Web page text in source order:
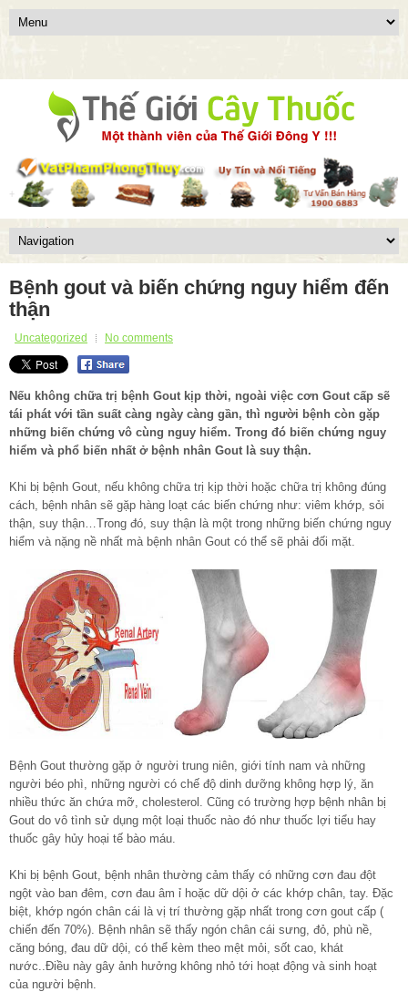
Bệnh gout và biến chứng nguy hiểm đến
thận
Uncategorized No comments
Nếu không chữa trị bệnh Gout kịp thời, ngoài việc cơn Gout cấp sẽ
tái phát với tần suất càng ngày càng gần, thì người bệnh còn gặp
những biến chứng vô cùng nguy hiểm. Trong đó biến chứng nguy
hiểm và phổ biến nhất ở bệnh nhân Gout là suy thận.
Khi bị bệnh Gout, nếu không chữa trị kịp thời hoặc chữa trị không đúng
cách, bệnh nhân sẽ gặp hàng loạt các biến chứng như: viêm khớp, sỏi
thận, suy thận…Trong đó, suy thận là một trong những biến chứng nguy
hiểm và nặng nề nhất mà bệnh nhân Gout có thể sẽ phải đối mặt.
Bệnh Gout thường gặp ở người trung niên, giới tính nam và những
người béo phì, những người có chế độ dinh dưỡng không hợp lý, ăn
nhiều thức ăn chứa mỡ, cholesterol. Cũng có trường hợp bệnh nhân bị
Gout do vô tình sử dụng một loại thuốc nào đó như thuốc lợi tiểu hay
thuốc gây hủy hoại tế bào máu.
Khi bị bệnh Gout, bệnh nhân thường cảm thấy có những cơn đau đột
ngột vào ban đêm, cơn đau âm ỉ hoặc dữ dội ở các khớp chân, tay. Đặc
biệt, khớp ngón chân cái là vị trí thường gặp nhất trong cơn gout cấp (
chiến đến 70%). Bệnh nhân sẽ thấy ngón chân cái sưng, đỏ, phù nề,
căng bóng, đau dữ dội, có thể kèm theo mệt mỏi, sốt cao, khát
nước..Điều này gây ảnh hưởng không nhỏ tới hoạt động và sinh hoạt
của người bệnh.